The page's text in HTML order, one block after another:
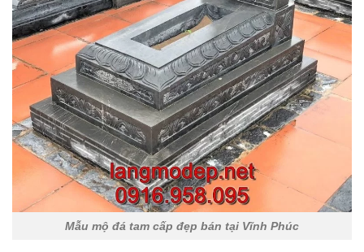
Mẫu mộ đá tam cấp đẹp bán tại Vĩnh Phúc